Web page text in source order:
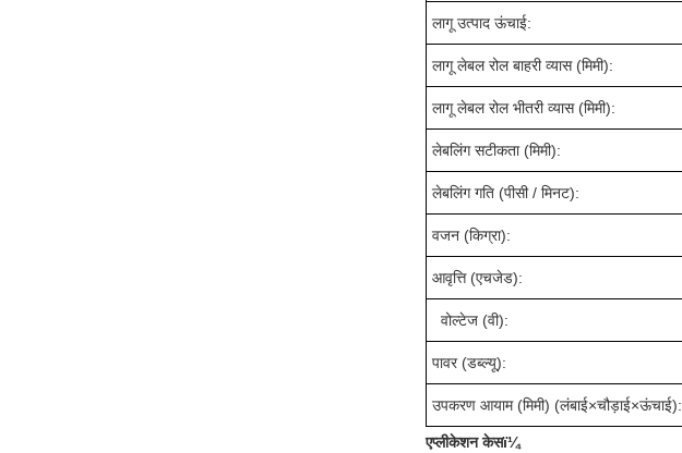
लागू उत्पाद ऊंचाई:
लागू लेबल रोल बाहरी व्यास (मिमी):
लागू लेबल रोल भीतरी व्यास (मिमी):
लेबलिंग सटीकता (मिमी):
लेबलिंग गति (पीसी / मिनट):
वजन (किग्रा):
आवृत्ति (एचजेड):
वोल्टेज (वी):
पावर (डब्ल्यू):
उपकरण आयाम (मिमी) (लंबाई×चौड़ाई×ऊंचाई):
एप्लीकेशन केसï¼